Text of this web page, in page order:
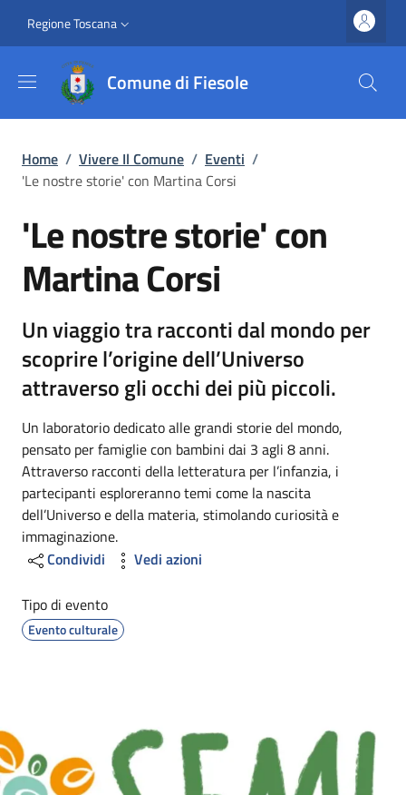
Slim top
Regione Toscana
Comune di Fiesole
Briciole di pane
Home / Vivere Il Comune / Eventi /
'Le nostre storie' con Martina Corsi
'Le nostre storie' con
Martina Corsi
Un viaggio tra racconti dal mondo per
scoprire l’origine dell’Universo
attraverso gli occhi dei più piccoli.
Un laboratorio dedicato alle grandi storie del mondo,
pensato per famiglie con bambini dai 3 agli 8 anni.
Attraverso racconti della letteratura per l’infanzia, i
partecipanti esploreranno temi come la nascita
dell’Universo e della materia, stimolando curiosità e
immaginazione.
Condividi
Vedi azioni
Tipo di evento
Evento culturale